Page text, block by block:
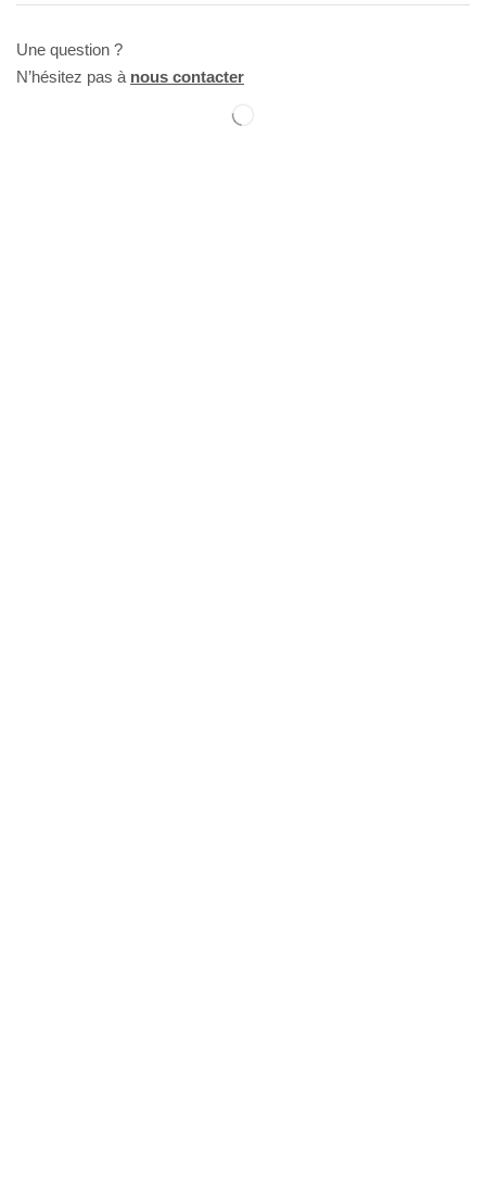
Une question ?
N’hésitez pas à nous contacter